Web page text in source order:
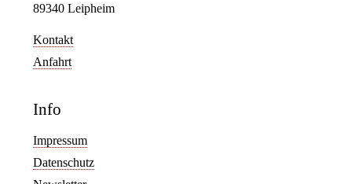
89340 Leipheim
Kontakt
Anfahrt
Info
Impressum
Datenschutz